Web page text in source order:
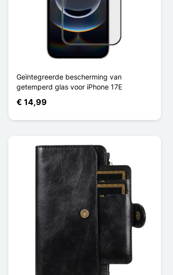
Geïntegreerde bescherming van
getemperd glas voor iPhone 17E
€ 14,99